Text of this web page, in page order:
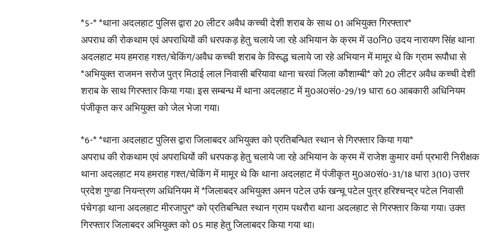
*5-* *थाना अदलहाट पुलिस द्वारा 20 लीटर अवैध कच्ची देशी शराब के साथ 01 अभियुक्त गिरफ्तार*
अपराध की रोकथाम एवं अपराधियों की धरपकड़ हेतु चलाये जा रहे अभियान के क्रम में उ0नि0 उदय नारायण सिंह थाना
अदलहाट मय हमराह गश्त/चेकिंग/अवैध कच्ची शराब के विरूद्ध चलाये जा रहे अभियान में मामूर थे कि ग्राम रूपौधा से
*अभियुक्त राजमन सरोज पुत्र मिठाई लाल निवासी बरियावा थाना चरवां जिला कौशाम्बी* को 20 लीटर अवैध कच्ची देशी
शराब के साथ गिरफ्तार किया गया। इस सम्बन्ध में थाना अदलहाट में मु0अ0सं0-29/19 धारा 60 आबकारी अधिनियम
पंजीकृत कर अभियुक्त को जेल भेजा गया।
*6-* *थाना अदलहाट पुलिस द्वारा जिलाबदर अभियुक्त को प्रतिबन्धित स्थान से गिरफ्तार किया गया*
अपराध की रोकथाम एवं अपराधियों की धरपकड़ हेतु चलाये जा रहे अभियान के क्रम में राजेश कुमार वर्मा प्रभारी निरीक्षक
थाना अदलहाट मय हमराह गश्त/चेकिंग में मामूर थे कि थाना अदलहाट में पंजीकृत मु0अ0सं0-31/18 धारा 3(10) उत्तर
प्रदेश गुण्डा नियन्त्रण अधिनियम में *जिलाबदर अभियुक्त अमन पटेल उर्फ खन्चू पटेल पुत्र हरिश्चन्द्र पटेल निवासी
पंचेगड़ा थाना अदलहाट मीरजापुर* को प्रतिबन्धित स्थान ग्राम पथरौरा थाना अदलहाट से गिरफ्तार किया गया। उक्त
गिरफ्तार जिलाबदर अभियुक्त को 05 माह हेतु जिलाबदर किया गया था।